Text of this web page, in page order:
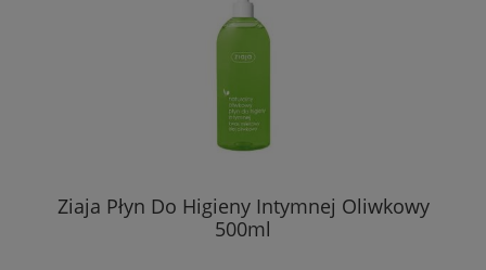
Ziaja Płyn Do Higieny Intymnej Oliwkowy
500ml